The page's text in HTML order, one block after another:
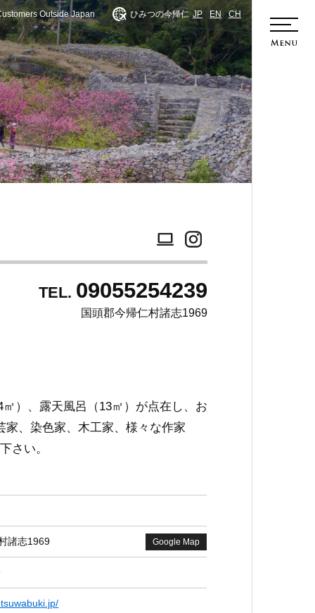
Outside Japan ひみつの今帰仁 JP EN CH
TEL. 09055254239
国頭郡今帰仁村諸志1969
）、露天風呂（13㎡）が点在し、お
、染色家、木工家、様々な作家
さい。
諸志1969 Google Map